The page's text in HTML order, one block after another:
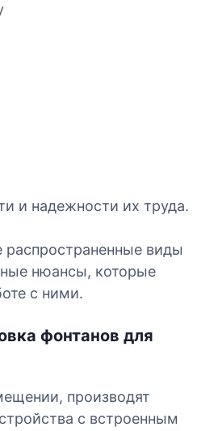
и надежности их труда.
виды
нюансы, которые
с ними.
фонтанов для
производят
с встроенным